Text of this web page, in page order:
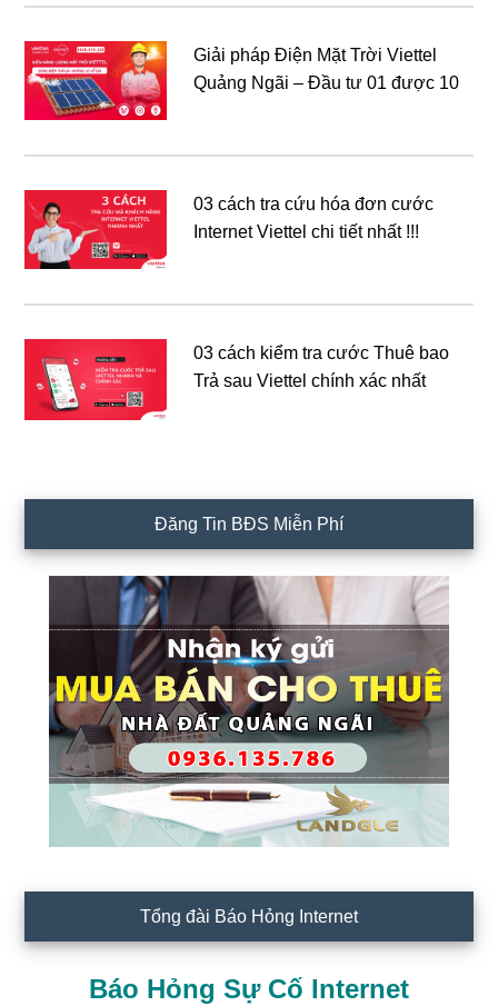
Giải pháp Điện Mặt Trời Viettel
Quảng Ngãi – Đầu tư 01 được 10
03 cách tra cứu hóa đơn cước
Internet Viettel chi tiết nhất !!!
03 cách kiểm tra cước Thuê bao
Trả sau Viettel chính xác nhất
Đăng Tin BĐS Miễn Phí
Tổng đài Báo Hỏng Internet
Báo Hỏng Sự Cố Internet